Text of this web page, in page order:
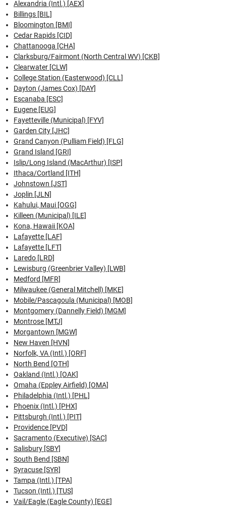
Alexandria (Intl.) [AEX]
Billings [BIL]
Bloomington [BMI]
Cedar Rapids [CID]
Chattanooga [CHA]
Clarksburg/Fairmont (North Central WV) [CKB]
Clearwater [CLW]
College Station (Easterwood) [CLL]
Dayton (James Cox) [DAY]
Escanaba [ESC]
Eugene [EUG]
Fayetteville (Municipal) [FYV]
Garden City [JHC]
Grand Canyon (Pulliam Field) [FLG]
Grand Island [GRI]
Islip/Long Island (MacArthur) [ISP]
Ithaca/Cortland [ITH]
Johnstown [JST]
Joplin [JLN]
Kahului, Maui [OGG]
Killeen (Municipal) [ILE]
Kona, Hawaii [KOA]
Lafayette [LAF]
Lafayette [LFT]
Laredo [LRD]
Lewisburg (Greenbrier Valley) [LWB]
Medford [MFR]
Milwaukee (General Mitchell) [MKE]
Mobile/Pascagoula (Municipal) [MOB]
Montgomery (Dannelly Field) [MGM]
Montrose [MTJ]
Morgantown [MGW]
New Haven [HVN]
Norfolk, VA (Intl.) [ORF]
North Bend [OTH]
Oakland (Intl.) [OAK]
Omaha (Eppley Airfield) [OMA]
Philadelphia (Intl.) [PHL]
Phoenix (Intl.) [PHX]
Pittsburgh (Intl.) [PIT]
Providence [PVD]
Sacramento (Executive) [SAC]
Salisbury [SBY]
South Bend [SBN]
Syracuse [SYR]
Tampa (Intl.) [TPA]
Tucson (Intl.) [TUS]
Vail/Eagle (Eagle County) [EGE]